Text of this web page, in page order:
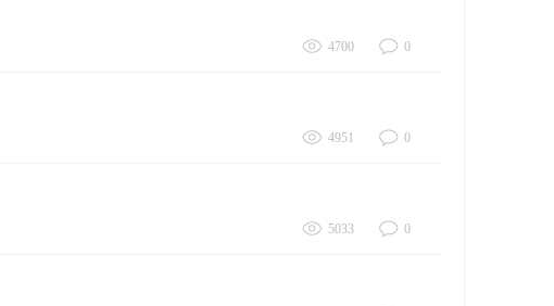
4700 0
4951 0
5033 0